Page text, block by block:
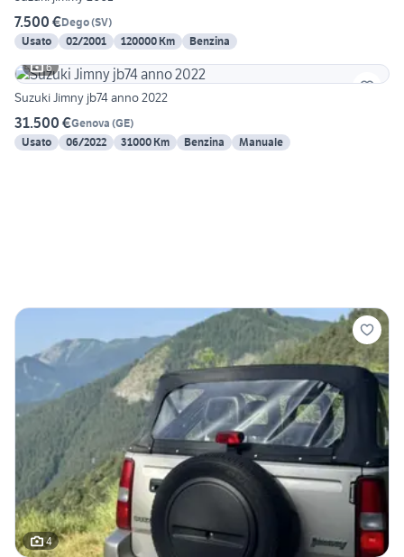
7.500 €Dego(SV)
Usato
02/2001 120000 Km
Benzina
6
Suzuki Jimny jb74 anno 2022
31.500 €Genova (GE)
Usato
06/2022 31000 Km Benzina Manuale
4